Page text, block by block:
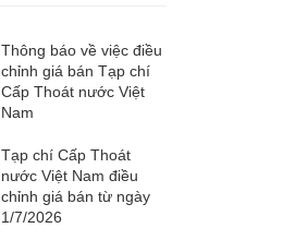
Thông báo về việc điều
chỉnh giá bán Tạp chí
Cấp Thoát nước Việt
Nam
Tạp chí Cấp Thoát
nước Việt Nam điều
chỉnh giá bán từ ngày
1/7/2026